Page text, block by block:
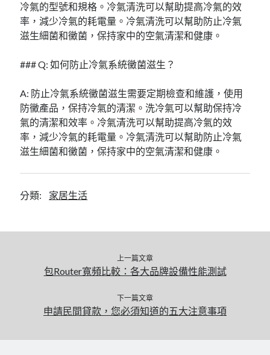
冷氣的型號和規格。冷氣清洗可以幫助提高冷氣的效
率，減少冷氣的耗電量。冷氣清洗可以幫助防止冷氣
滋生細菌和黴菌，保持家中的空氣清潔和健康。
### Q: 如何防止冷氣系統黴菌滋生？
A: 防止冷氣系統黴菌滋生需要定期檢查和維護，使用
防黴產品，保持冷氣的清潔。洗冷氣可以幫助保持冷
氣的清潔和效率。冷氣清洗可以幫助提高冷氣的效
率，減少冷氣的耗電量。冷氣清洗可以幫助防止冷氣
滋生細菌和黴菌，保持家中的空氣清潔和健康。
分類: 家居生活
上一篇文章
包Router寬頻比較：各大品牌設備性能測試
下一篇文章
申請民間貸款，您必須知道的五大注意事項